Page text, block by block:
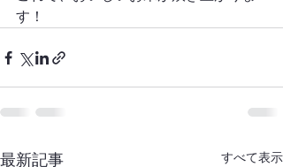
す！
最新記事 すべて表示